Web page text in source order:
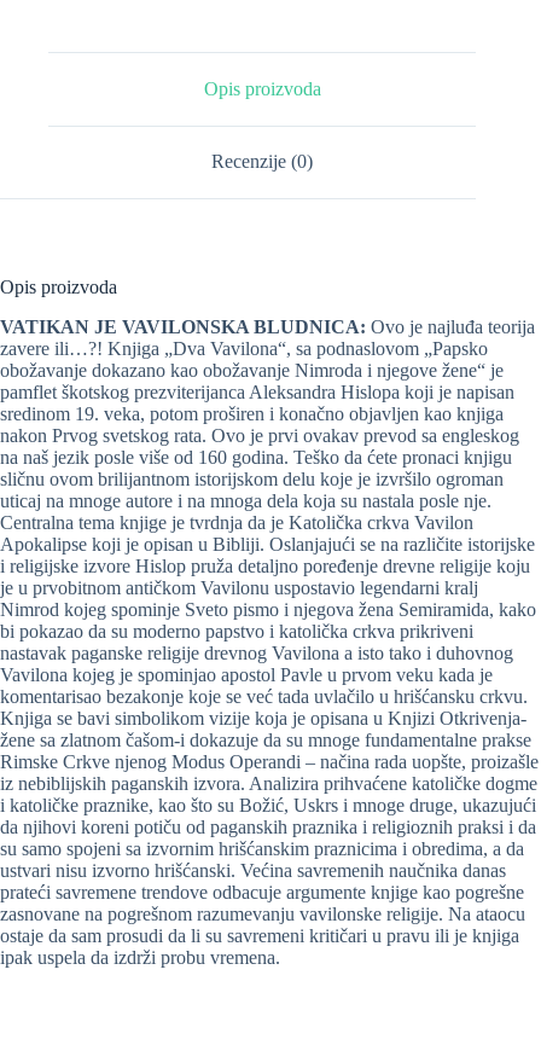
Opis proizvoda
Recenzije (0)
Opis proizvoda
VATIKAN JE VAVILONSKA BLUDNICA: Ovo je najluđa teorija
zavere ili…?! Knjiga „Dva Vavilona“, sa podnaslovom „Papsko
obožavanje dokazano kao obožavanje Nimroda i njegove žene“ je
pamflet škotskog prezviterijanca Aleksandra Hislopa koji je napisan
sredinom 19. veka, potom proširen i konačno objavljen kao knjiga
nakon Prvog svetskog rata. Ovo je prvi ovakav prevod sa engleskog
na naš jezik posle više od 160 godina. Teško da ćete pronaci knjigu
sličnu ovom brilijantnom istorijskom delu koje je izvršilo ogroman
uticaj na mnoge autore i na mnoga dela koja su nastala posle nje.
Centralna tema knjige je tvrdnja da je Katolička crkva Vavilon
Apokalipse koji je opisan u Bibliji. Oslanjajući se na različite istorijske
i religijske izvore Hislop pruža detaljno poređenje drevne religije koju
je u prvobitnom antičkom Vavilonu uspostavio legendarni kralj
Nimrod kojeg spominje Sveto pismo i njegova žena Semiramida, kako
bi pokazao da su moderno papstvo i katolička crkva prikriveni
nastavak paganske religije drevnog Vavilona a isto tako i duhovnog
Vavilona kojeg je spominjao apostol Pavle u prvom veku kada je
komentarisao bezakonje koje se već tada uvlačilo u hrišćansku crkvu.
Knjiga se bavi simbolikom vizije koja je opisana u Knjizi Otkrivenja-
žene sa zlatnom čašom-i dokazuje da su mnoge fundamentalne prakse
Rimske Crkve njenog Modus Operandi – načina rada uopšte, proizašle
iz nebiblijskih paganskih izvora. Analizira prihvaćene katoličke dogme
i katoličke praznike, kao što su Božić, Uskrs i mnoge druge, ukazujući
da njihovi koreni potiču od paganskih praznika i religioznih praksi i da
su samo spojeni sa izvornim hrišćanskim praznicima i obredima, a da
ustvari nisu izvorno hrišćanski. Većina savremenih naučnika danas
prateći savremene trendove odbacuje argumente knjige kao pogrešne
zasnovane na pogrešnom razumevanju vavilonske religije. Na ataocu
ostaje da sam prosudi da li su savremeni kritičari u pravu ili je knjiga
ipak uspela da izdrži probu vremena.